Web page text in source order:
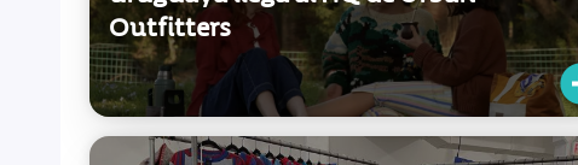
Exportaciones
De Montevideo a Nueva York: la moda
uruguaya llega al HQ de Urban
Outfitters